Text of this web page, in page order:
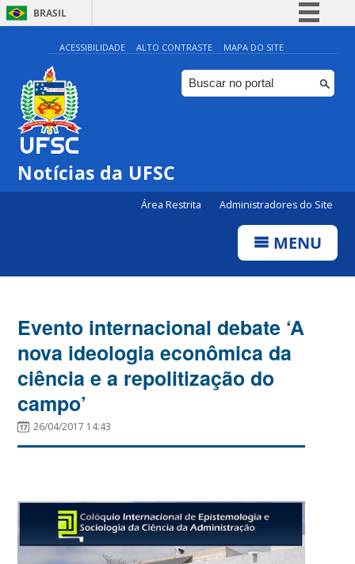
BRASIL
Simplifique!
Comunica BR
Participe
ACESSIBILIDADE ALTO CONTRASTE MAPA DO SITE
Notícias da UFSC
Área Restrita Administradores do Site
MENU
Evento internacional debate ‘A
nova ideologia econômica da
ciência e a repolitização do
campo’
26/04/2017 14:43